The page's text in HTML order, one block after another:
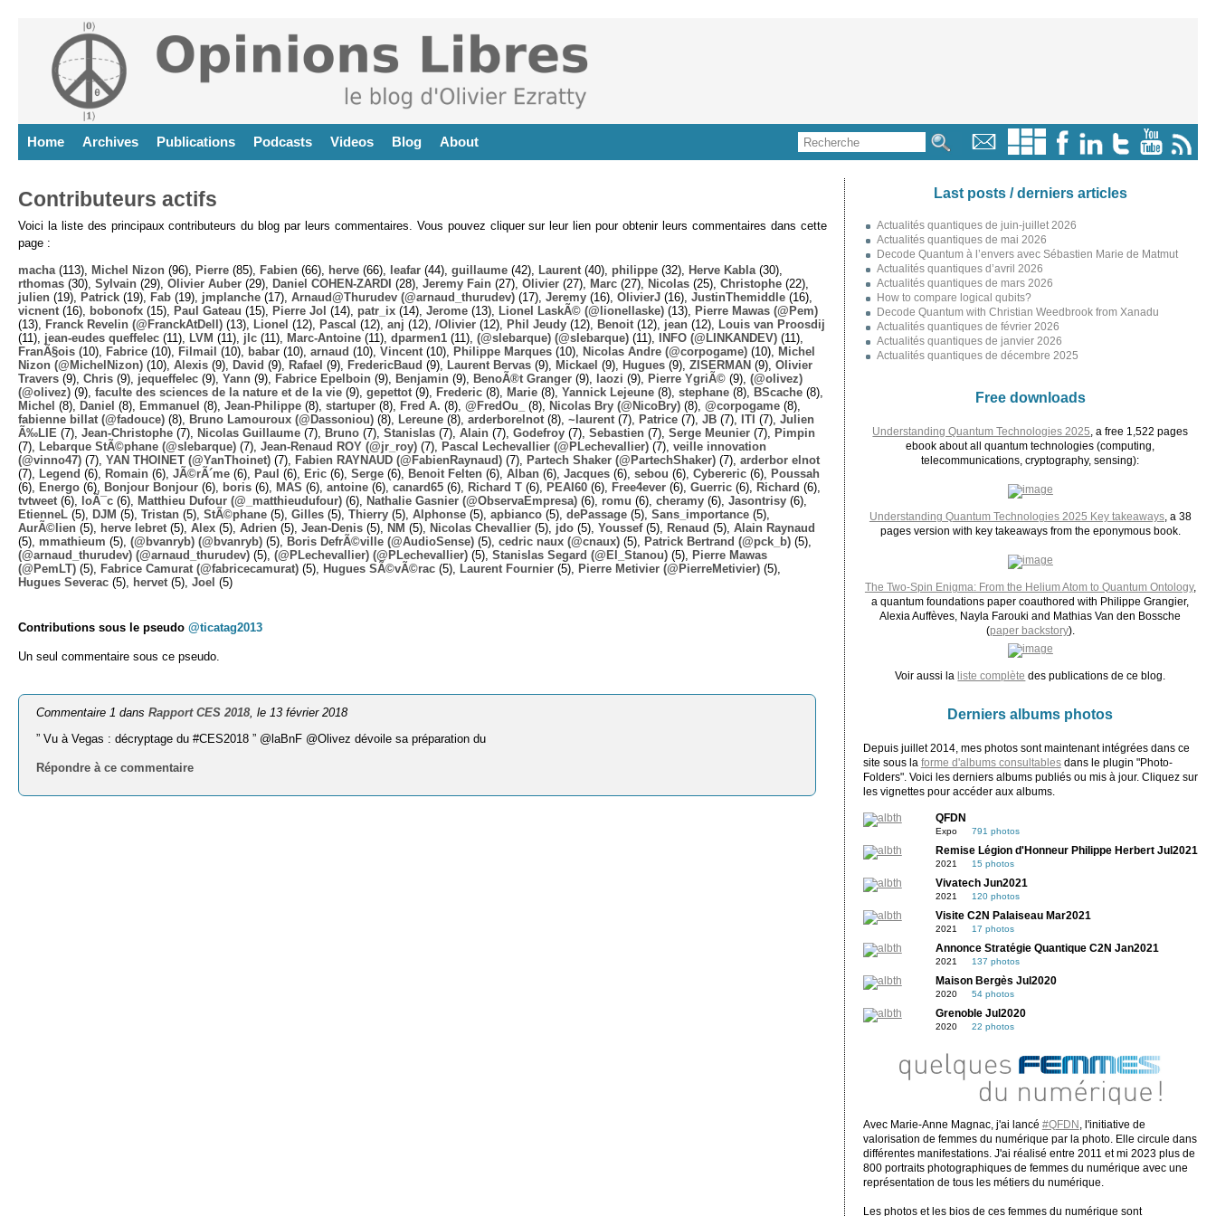
Home Archives Publications Podcasts Videos Blog About
Contributeurs actifs
Voici la liste des principaux contributeurs du blog par leurs commentaires. Vous pouvez cliquer sur leur lien pour obtenir leurs commentaires dans cette
page :
macha (113), Michel Nizon (96), Pierre (85), Fabien (66), herve (66), leafar (44), guillaume (42), Laurent (40), philippe (32), Herve Kabla (30),
rthomas (30), Sylvain (29), Olivier Auber (29), Daniel COHEN-ZARDI (28), Jeremy Fain (27), Olivier (27), Marc (27), Nicolas (25), Christophe (22),
julien (19), Patrick (19), Fab (19), jmplanche (17), Arnaud@Thurudev (@arnaud_thurudev) (17), Jeremy (16), OlivierJ (16), JustinThemiddle (16),
vicnent (16), bobonofx (15), Paul Gateau (15), Pierre Jol (14), patr_ix (14), Jerome (13), Lionel LaskÃ© (@lionellaske) (13),
Pierre Mawas (@Pem)
(13),
Franck Revelin (@FranckAtDell) (13), Lionel (12), Pascal (12), anj (12), /Olivier (12), Phil Jeudy (12), Benoit (12), jean (12),
Louis van Proosdij
(11), jean-eudes queffelec (11), LVM (11), jlc (11), Marc-Antoine (11), dparmen1 (11), (@slebarque) (@slebarque) (11), INFO (@LINKANDEV) (11),
FranÃ§ois (10), Fabrice (10), Filmail (10), babar (10), arnaud (10), Vincent (10), Philippe Marques (10), Nicolas Andre (@corpogame) (10),
Michel
Nizon (@MichelNizon) (10), Alexis (9), David (9), Rafael (9), FredericBaud (9), Laurent Bervas (9), Mickael (9), Hugues (9), ZISERMAN (9), Olivier
Travers (9), Chris (9), jequeffelec (9), Yann (9), Fabrice Epelboin (9), Benjamin (9), BenoÃ®t Granger (9), laozi (9), Pierre YgriÃ© (9), (@olivez)
(@olivez) (9), faculte des sciences de la nature et de la vie (9), gepettot (9), Frederic (8), Marie (8), Yannick Lejeune (8), stephane (8), BScache (8),
Michel (8), Daniel (8), Emmanuel (8), Jean-Philippe (8), startuper (8), Fred A. (8), @FredOu_ (8), Nicolas Bry (@NicoBry) (8), @corpogame (8),
fabienne billat (@fadouce) (8), Bruno Lamouroux (@Dassoniou) (8), Lereune (8), arderborelnot (8), ~laurent (7), Patrice (7), JB (7), ITI (7), Julien
Ã‰LIE (7), Jean-Christophe (7), Nicolas Guillaume (7), Bruno (7), Stanislas (7), Alain (7), Godefroy (7), Sebastien (7), Serge Meunier (7),
Pimpin
(7),
Lebarque StÃ©phane (@slebarque) (7), Jean-Renaud ROY (@jr_roy) (7), Pascal Lechevallier (@PLechevallier) (7), veille innovation
(@vinno47) (7), YAN THOINET (@YanThoinet) (7), Fabien RAYNAUD (@FabienRaynaud) (7), Partech Shaker (@PartechShaker) (7), arderbor elnot
(7),
Legend (6), Romain (6), JÃ©rÃ´me (6), Paul (6), Eric (6), Serge (6), Benoit Felten (6), Alban (6), Jacques (6), sebou (6), Cybereric (6),
Poussah
(6),
Energo (6), Bonjour Bonjour (6), boris (6), MAS (6), antoine (6), canard65 (6), Richard T (6), PEAI60 (6), Free4ever (6), Guerric (6), Richard (6),
tvtweet (6), loÃ¯c (6), Matthieu Dufour (@_matthieudufour) (6), Nathalie Gasnier (@ObservaEmpresa) (6), romu (6), cheramy (6), Jasontrisy (6),
EtienneL (5), DJM (5), Tristan (5), StÃ©phane (5), Gilles (5), Thierry (5), Alphonse (5), apbianco (5), dePassage (5), Sans_importance (5),
AurÃ©lien (5), herve lebret (5), Alex (5), Adrien (5), Jean-Denis (5), NM (5), Nicolas Chevallier (5), jdo (5), Youssef(5), Renaud (5), Alain Raynaud
(5), mmathieum (5), (@bvanryb) (@bvanryb) (5), Boris DefrÃ©ville (@AudioSense) (5), cedric naux (@cnaux) (5), Patrick Bertrand (@pck_b) (5),
(@arnaud_thurudev) (@arnaud_thurudev) (5), (@PLechevallier) (@PLechevallier) (5), Stanislas Segard (@El_Stanou) (5),
Pierre Mawas
(@PemLT) (5), Fabrice Camurat (@fabricecamurat) (5), Hugues SÃ©vÃ©rac (5), Laurent Fournier (5), Pierre Metivier (@PierreMetivier) (5),
Hugues Severac (5), hervet (5), Joel (5)
Contributions sous le pseudo @ticatag2013
Un seul commentaire sous ce pseudo.
Commentaire 1 dansRapport CES 2018, le 13 février 2018
” Vu à Vegas : décryptage du #CES2018 ” @laBnF @Olivez dévoile sa préparation du
Répondre à ce commentaire
Last posts / derniers articles
Actualités quantiques de juin-juillet 2026
Actualités quantiques de mai 2026
Decode Quantum à l’envers avec Sébastien Marie de Matmut
Actualités quantiques d’avril 2026
Actualités quantiques de mars 2026
How to compare logical qubits?
Decode Quantum with Christian Weedbrook from Xanadu
Actualités quantiques de février 2026
Actualités quantiques de janvier 2026
Actualités quantiques de décembre 2025
Free downloads
Understanding Quantum Technologies 2025 , a free 1,522 pages
ebook about all quantum technologies (computing,
telecommunications, cryptography, sensing):
Understanding Quantum Technologies 2025 Key takeaways, a 38
pages version with key takeaways from the eponymous book.
The Two-Spin Enigma: From the Helium Atom to Quantum Ontology,
a quantum foundations paper coauthored with Philippe Grangier,
Alexia Auffèves, Nayla Farouki and Mathias Van den Bossche
(paper backstory).
Voir aussi la liste complète des publications de ce blog.
Derniers albums photos
Depuis juillet 2014, mes photos sont maintenant intégrées dans ce
site sous la forme d'albums consultablesdans le plugin "Photo-
Folders". Voici les derniers albums publiés ou mis à jour. Cliquez sur
les vignettes pour accéder aux albums.
QFDN
Expo 791 photos
Remise Légion d'Honneur Philippe Herbert Jul2021
2021 15 photos
Vivatech Jun2021
2021 120 photos
Visite C2N Palaiseau Mar2021
2021 17 photos
Annonce Stratégie Quantique C2N Jan2021
2021 137 photos
Maison Bergès Jul2020
2020 54 photos
Grenoble Jul2020
2020 22 photos
Avec Marie-Anne Magnac, j'ai lancé #QFDN
, l'initiative de
valorisation de femmes du numérique par la photo. Elle circule dans
différentes manifestations. J'ai réalisé entre 2011 et mi 2023 plus de
800 portraits photographiques de femmes du numérique avec une
représentation de tous les métiers du numérique.
Les photos et les bios de ces femmes du numérique sont